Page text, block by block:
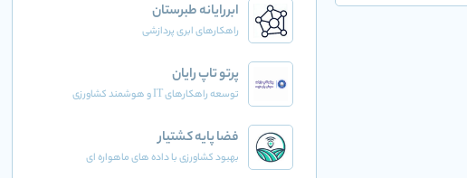
ابررایانه طبرستان
راهکارهای ابری پردازشی
پرتو تاپ رایان
توسعه راهکارهای IT و هوشمند کشاورزی
فضا پایه کشتیار
بهبود کشاورزی با داده های ماهواره ای